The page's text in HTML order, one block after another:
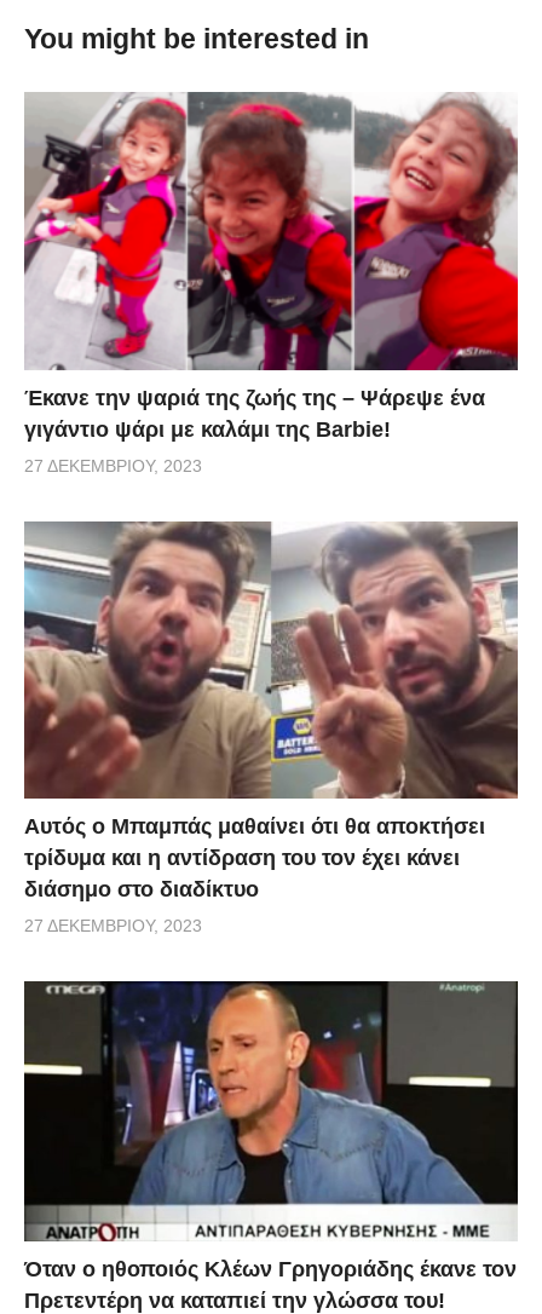
You might be interested in
Έκανε την ψαριά της ζωής της – Ψάρεψε ένα
γιγάντιο ψάρι με καλάμι της Barbie!
27 ΔΕΚΕΜΒΡΊΟΥ, 2023
Αυτός ο Μπαμπάς μαθαίνει ότι θα αποκτήσει
τρίδυμα και η αντίδραση του τον έχει κάνει
διάσημο στο διαδίκτυο
27 ΔΕΚΕΜΒΡΊΟΥ, 2023
Όταν ο ηθοποιός Κλέων Γρηγοριάδης έκανε τον
Πρετεντέρη να καταπιεί την γλώσσα του!